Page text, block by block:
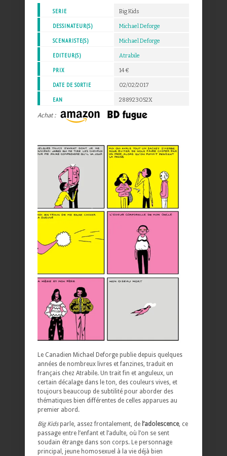
SERIE Big Kids
DESSINATEUR(S) Michael Deforge
SCENARISTE(S) Michael Deforge
EDITEUR(S) Atrabile
PRIX 14 €
DATE DE SORTIE 02/02/2017
EAN 288923052X
Achat :
Le Canadien Michael Deforge publie depuis quelques
années de nombreux livres et fanzines, traduit en
français chez Atrabile. Un trait fin et anguleux, un
certain décalage dans le ton, des couleurs vives, et
toujours beaucoup de subtilité pour aborder des
thématiques bien différentes de celles apparues au
premier abord.
Big Kidsparle, assez frontalement, de l’adolescence, ce
passage entre l’enfant et l’adulte, où l’on se sent
soudain étrange dans son corps. Le personnage
principal, jeune homosexuel à la vie déjà bien